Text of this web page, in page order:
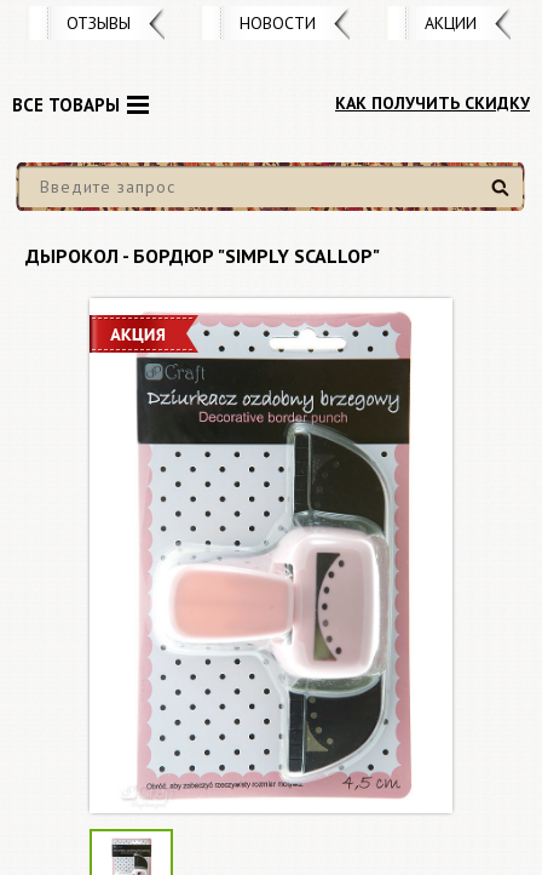
ОТЗЫВЫ НОВОСТИ АКЦИИ
КАК ПОЛУЧИТЬ СКИДКУ
Найти
ВСЕ ТОВАРЫ
ДЫРОКОЛ - БОРДЮР "SIMPLY SCALLOP"